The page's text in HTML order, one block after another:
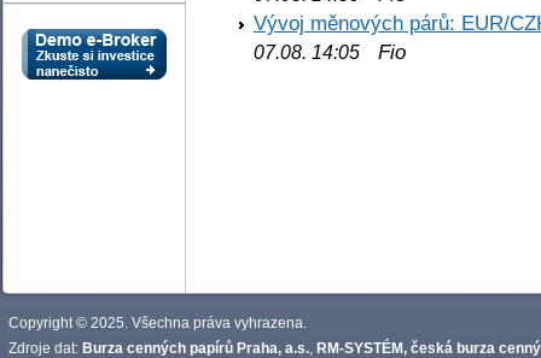
Vývoj měnových párů: EUR/
07.08. 14:05 Fio
Copyright © 2025. Všechna práva vyhrazena.
Zdroje dat: Burza cenných papírů Praha, a.s. RM-SYSTÉM, česká burza